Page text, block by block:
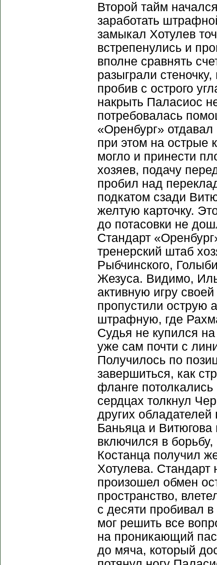
Второй тайм
заработать
замыкал Хотулев
встрепенулись и
вполне сравнять
разыграли
пробив с острого
накрыть Паласиос
потребовалась
«Оренбург»
при этом на острые
могло и принести
хозяев, подачу
пробил над
подкатом сзади
желтую карточку.
до потасовки не
Стандарт
тренерский штаб
Рыбчинского,
Жезуса. Видимо,
активную игру
пропустили острую
штрафную, где
Судья не купился
уже сам почти с
Получилось по
завершиться, как
фланге
сердцах толкнул
других
Баньяца и
включился в
Костанца получил
Хотулева. Стандарт
произошел обмен
пространство,
с десяти пробивал
мог решить все
на проникающий
до мяча, который